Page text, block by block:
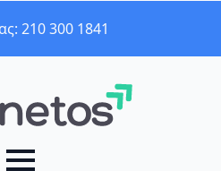
210 300 1841